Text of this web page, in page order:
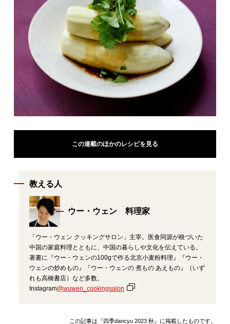
この連載のほかのレシピを見る
教える人
ウー・ウェン 料理家
「ウー・ウェン クッキングサロン」主宰。医食同源が根づいた
中国の家庭料理とともに、中国の暮らしや文化を伝えている。
著書に『ウー・ウェンの100gで作る北京小麦粉料理』『ウー・
ウェンの炒めもの』『ウー・ウェンの 煮もの あえもの』（いず
れも高橋書店）など多数。
Instagram@wuwen_cookingsalon
この記事は『四季dancyu 2023 秋』に掲載したものです。